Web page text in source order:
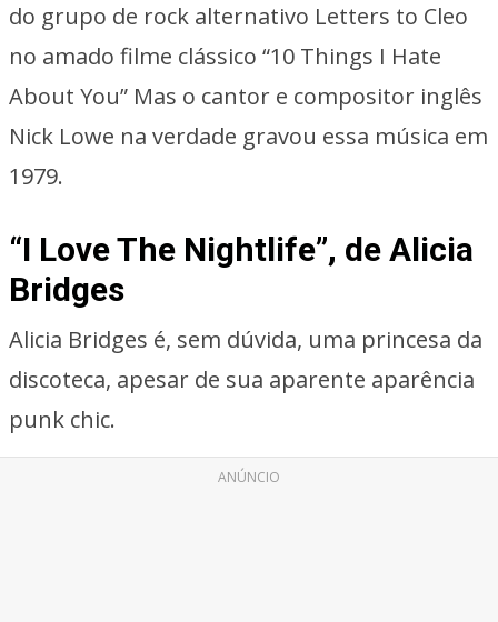
do grupo de rock alternativo Letters to Cleo
no amado filme clássico “10 Things I Hate
About You” Mas o cantor e compositor inglês
Nick Lowe na verdade gravou essa música em
1979.
“I Love The Nightlife”, de Alicia
Bridges
Alicia Bridges é, sem dúvida, uma princesa da
discoteca, apesar de sua aparente aparência
punk chic.
ANÚNCIO